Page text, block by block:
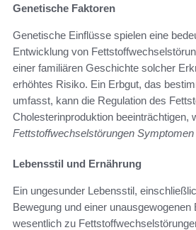
Genetische Faktoren
Genetische Einflüsse spielen eine
Entwicklung von
einer familiären Geschichte solcher
erhöhtes Risiko. Ein Erbgut, das
umfasst, kann die Regulation des
Cholesterinproduktion beeinträchtigen,
Fettstoffwechselstörungen Symptomen
Lebensstil und Ernährung
Ein ungesunder Lebensstil,
Bewegung und einer unausgewogenen
wesentlich zu